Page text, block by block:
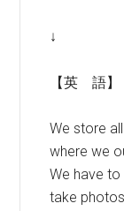
↓
【英 語】
We store
where we
We have
take